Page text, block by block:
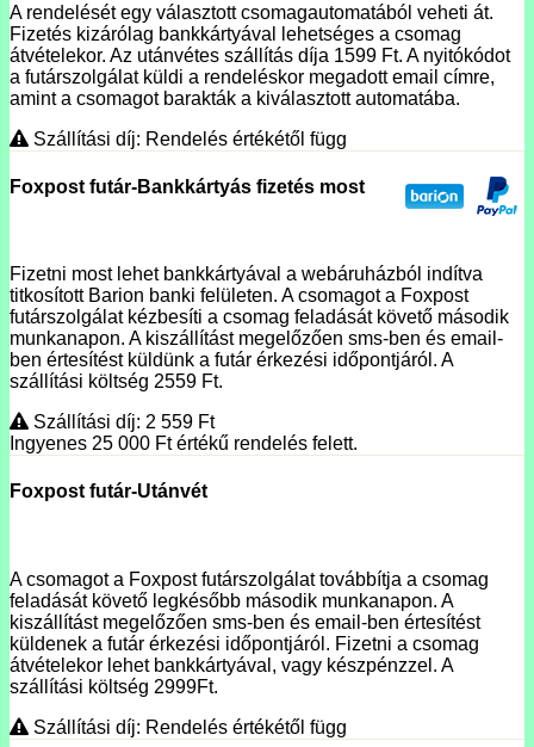
A rendelését egy választott csomagautomatából veheti át.
Fizetés kizárólag bankkártyával lehetséges a csomag
átvételekor. Az utánvétes szállítás díja 1599 Ft. A nyitókódot
a futárszolgálat küldi a rendeléskor megadott email címre,
amint a csomagot barakták a kiválasztott automatába.
Szállítási díj: Rendelés értékétől függ
Foxpost futár-Bankkártyás fizetés most
Fizetni most lehet bankkártyával a webáruházból indítva
titkosított Barion banki felületen. A csomagot a Foxpost
futárszolgálat kézbesíti a csomag feladását követő második
munkanapon. A kiszállítást megelőzően sms-ben és email-
ben értesítést küldünk a futár érkezési időpontjáról. A
szállítási költség 2559 Ft.
Szállítási díj: 2 559 Ft
Ingyenes 25 000 Ftértékű rendelés felett.
Foxpost futár-Utánvét
A csomagot a Foxpost futárszolgálat továbbítja a csomag
feladását követő legkésőbb második munkanapon. A
kiszállítást megelőzően sms-ben és email-ben értesítést
küldenek a futár érkezési időpontjáról. Fizetni a csomag
átvételekor lehet bankkártyával, vagy készpénzzel. A
szállítási költség 2999Ft.
Szállítási díj: Rendelés értékétől függ